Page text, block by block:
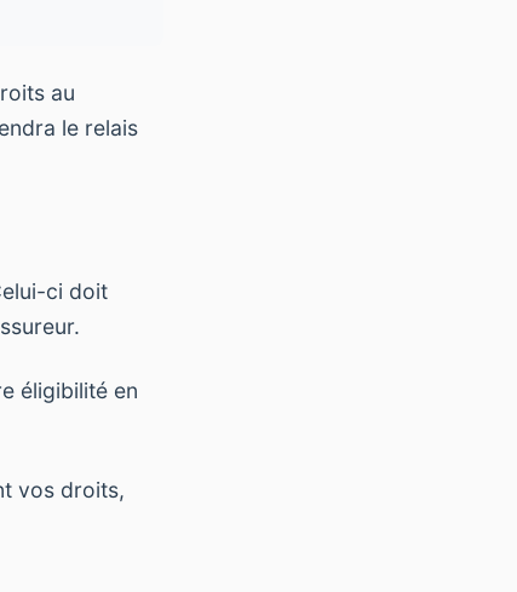
au
le relais
ci doit
éligibilité en
vos droits,